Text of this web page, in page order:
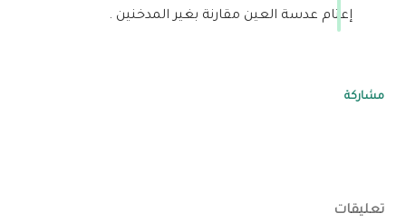
إعتام عدسة العين مقارنة بغير المدخنين .
مشاركة
تعليقات